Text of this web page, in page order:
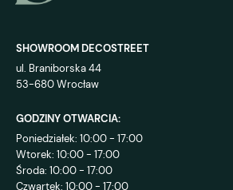
SHOWROOM DECOSTREET
ul. Braniborska 44
53-680 Wrocław
GODZINY OTWARCIA:
Poniedziałek: 10:00 - 17:00
Wtorek: 10:00 - 17:00
Środa: 10:00 - 17:00
Czwartek: 10:00 - 17:00